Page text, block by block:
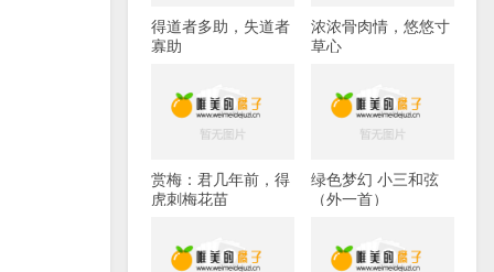
得道者多助，失道者
寡助
浓浓骨肉情，悠悠寸
草心
赏梅：君几年前，得
虎刺梅花苗
绿色梦幻 小三和弦
（外一首）